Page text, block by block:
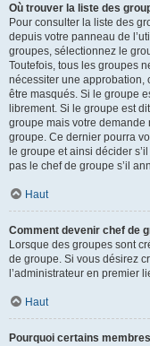
Où trouver la liste des
Pour consulter la liste des
depuis votre panneau de
groupes, sélectionnez le
Toutefois, tous les groupes
nécessiter une approbation,
être masqués. Si le groupe
librement. Si le groupe est
groupe mais votre demande
groupe. Ce dernier pourra
le groupe et ainsi décider
pas le chef de groupe s’il
Haut
Comment devenir chef de
Lorsque des groupes sont
de groupe. Si vous désirez
l’administrateur en premier
Haut
Pourquoi certains